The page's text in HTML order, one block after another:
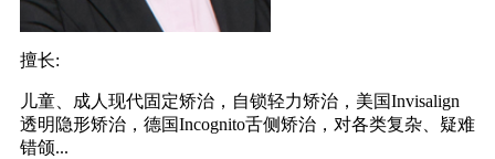
擅长:
儿童、成人现代固定矫治，自锁轻力矫治，美国Invisalign
透明隐形矫治，德国Incognito舌侧矫治，对各类复杂、疑难
错颌...